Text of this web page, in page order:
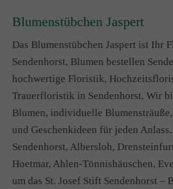
Blumenstübchen Jaspert
Das Blumenstübchen Jaspert ist Ihr
Sendenhorst, Blumen bestellen
hochwertige Floristik,
Trauerfloristik in Sendenhorst. Wir
Blumen, individuelle
und Geschenkideen für jeden
Sendenhorst, Albersloh,
Hoetmar, Ahlen-Tönnishäuschen,
um das St. Josef Stift Sendenhorst –